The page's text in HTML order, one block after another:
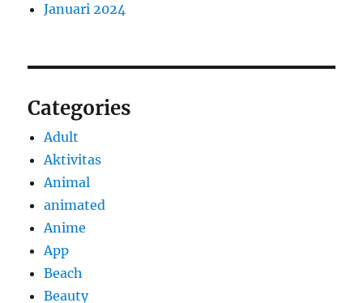
Januari 2024
Categories
Adult
Aktivitas
Animal
animated
Anime
App
Beach
Beauty